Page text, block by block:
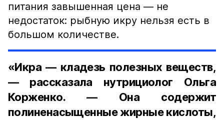
питания завышенная цена — не
недостаток: рыбную икру нельзя есть в
большом количестве.
«Икра — кладезь полезных веществ,
— рассказала нутрициолог Ольга
Корженко. — Она содержит
полиненасыщенные жирные кислоты,